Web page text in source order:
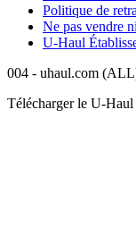
Politique de
Ne pas vendre
U-Haul
004 - uhaul.com
Télécharger le U-Haul